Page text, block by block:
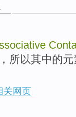
所以其中的
关网页